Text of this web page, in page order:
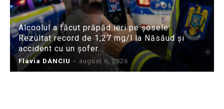
Alcoolul a făcut prăpăd ieri pe șosele:
Rezultat record de 1,27 mg/l la Năsăud și
accident cu un șofer...
Flavia DANCIU - august 6, 2026